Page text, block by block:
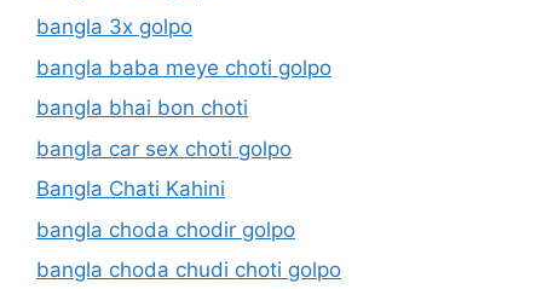
bangla 3x golpo
bangla baba meye choti golpo
bangla bhai bon choti
bangla car sex choti golpo
Bangla Chati Kahini
bangla choda chodir golpo
bangla choda chudi choti golpo